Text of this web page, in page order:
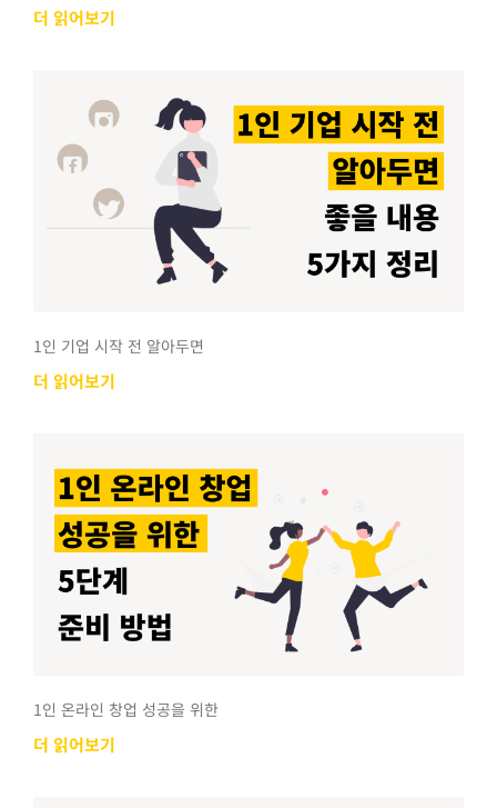
더 읽어보기
1인 기업 시작 전 알아두면
더 읽어보기
1인 온라인 창업 성공을 위한
더 읽어보기